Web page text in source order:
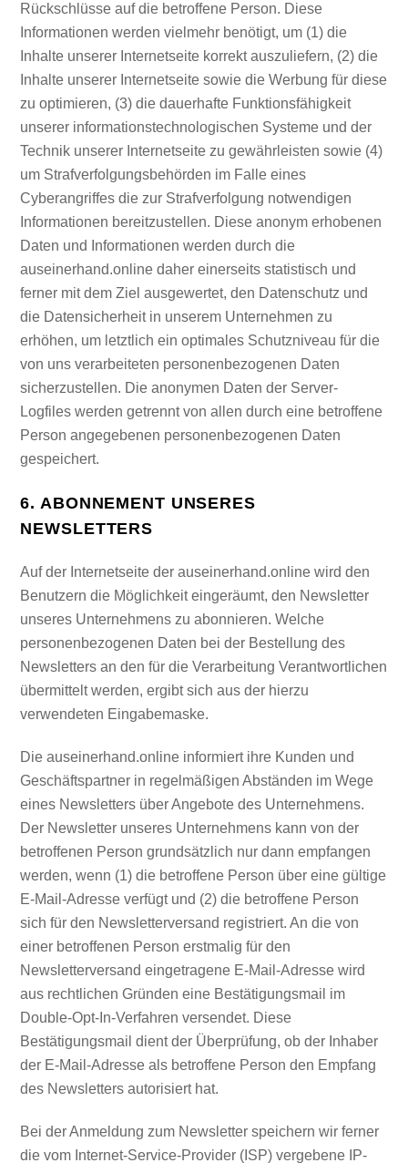
Rückschlüsse auf die betroffene Person. Diese
Informationen werden vielmehr benötigt, um (1) die
Inhalte unserer Internetseite korrekt auszuliefern, (2) die
Inhalte unserer Internetseite sowie die Werbung für diese
zu optimieren, (3) die dauerhafte Funktionsfähigkeit
unserer informationstechnologischen Systeme und der
Technik unserer Internetseite zu gewährleisten sowie (4)
um Strafverfolgungsbehörden im Falle eines
Cyberangriffes die zur Strafverfolgung notwendigen
Informationen bereitzustellen. Diese anonym erhobenen
Daten und Informationen werden durch die
auseinerhand.online daher einerseits statistisch und
ferner mit dem Ziel ausgewertet, den Datenschutz und
die Datensicherheit in unserem Unternehmen zu
erhöhen, um letztlich ein optimales Schutzniveau für die
von uns verarbeiteten personenbezogenen Daten
sicherzustellen. Die anonymen Daten der Server-
Logfiles werden getrennt von allen durch eine betroffene
Person angegebenen personenbezogenen Daten
gespeichert.
6. ABONNEMENT UNSERES
NEWSLETTERS
Auf der Internetseite der auseinerhand.online wird den
Benutzern die Möglichkeit eingeräumt, den Newsletter
unseres Unternehmens zu abonnieren. Welche
personenbezogenen Daten bei der Bestellung des
Newsletters an den für die Verarbeitung Verantwortlichen
übermittelt werden, ergibt sich aus der hierzu
verwendeten Eingabemaske.
Die auseinerhand.online informiert ihre Kunden und
Geschäftspartner in regelmäßigen Abständen im Wege
eines Newsletters über Angebote des Unternehmens.
Der Newsletter unseres Unternehmens kann von der
betroffenen Person grundsätzlich nur dann empfangen
werden, wenn (1) die betroffene Person über eine gültige
E-Mail-Adresse verfügt und (2) die betroffene Person
sich für den Newsletterversand registriert. An die von
einer betroffenen Person erstmalig für den
Newsletterversand eingetragene E-Mail-Adresse wird
aus rechtlichen Gründen eine Bestätigungsmail im
Double-Opt-In-Verfahren versendet. Diese
Bestätigungsmail dient der Überprüfung, ob der Inhaber
der E-Mail-Adresse als betroffene Person den Empfang
des Newsletters autorisiert hat.
Bei der Anmeldung zum Newsletter speichern wir ferner
die vom Internet-Service-Provider (ISP) vergebene IP-